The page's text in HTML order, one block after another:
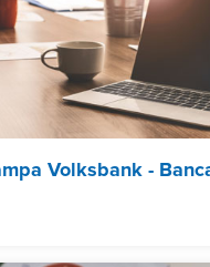
Volksbank -